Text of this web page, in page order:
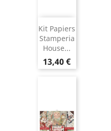
Kit Papiers
Stamperia
House...
13,40 €